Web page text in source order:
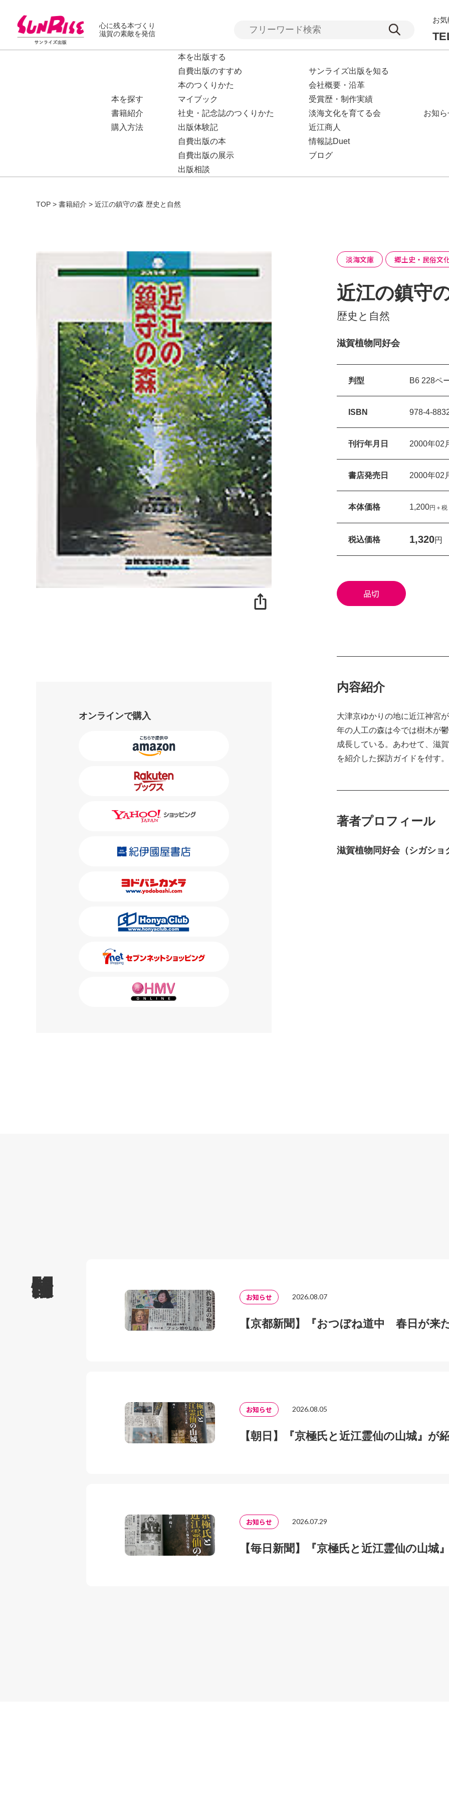
心に残る本づくり
滋賀の素敵を発信
お
本を探す
書籍紹介
購入方法
本を出版する
自費出版のすすめ
本のつくりかた
マイブック
社史・記念誌のつくりかた
出版体験記
自費出版の本
自費出版の展示
出版相談
サンライズ出版を知る
会社概要・沿革
受賞歴・制作実績
淡海文化を育てる会
近江商人
情報誌Duet
ブログ
お知
TOP > 書籍紹介 > 近江の鎮守の森 歴史と自然
オンラインで購入
淡海文庫 郷土史・民俗文
近江の鎮守
歴史と自然
滋賀植物同好会
判型 B6 228ペ
ISBN 978-4-
刊行年月日 2000年02
書店発売日 2000年02
本体価格 1,200円＋税
税込価格 1,320円
品切
内容紹介
大津京ゆかりの地に近江神宮
年の人工の森は今では樹木が
成長している。あわせて、滋
を紹介した探訪ガイドを付す。
著者プロフィール
滋賀植物同好会（シガショ
お知らせ 2026.08.07
【京都新聞】『おつぼね道中 春日が来
お知らせ 2026.08.05
【朝日】『京極氏と近江霊仙の山城』が
お知らせ 2026.07.29
【毎日新聞】『京極氏と近江霊仙の山城